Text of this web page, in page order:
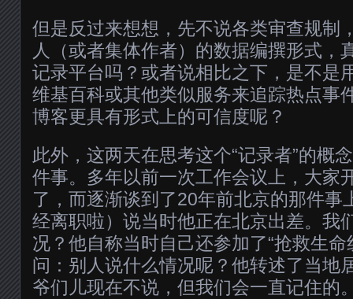
但是反过来想想，先不说各类审查规制
人（或者集体作者）的数据编撰形式，
记录平台吗？或者说相比之下，是不是
维基百科或其他类似服务来追踪热点事
博客更具有形式上的可信度呢？
此外，这两天在思考这个“记录者”的概
件事。多年以前一次工作会议上，大家
了，而逐渐谈到了20年前北京的那件事
经离职啦）说当时他正在北京出差。我
况？他自称当时自己还参加了“抢救生命
问：别人说什么情况呢？他转述了当
爷们儿现在不说，但我们会一直记住的